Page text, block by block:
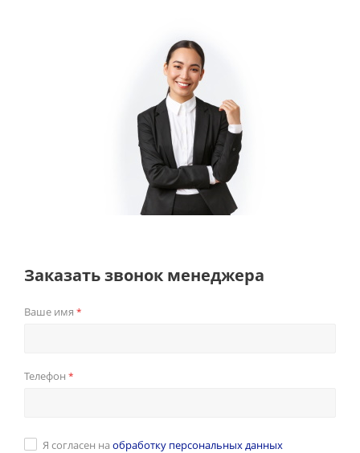
Заказать звонок менеджера
Ваше имя *
Телефон *
Я согласен на обработку персональных данных